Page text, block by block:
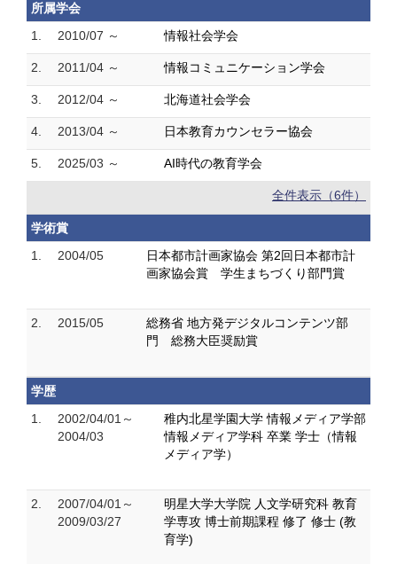
所属学会
1.
2010/07 ～ 情報社会学会
2. 2011/04 ～ 情報コミュニケーション学会
3. 2012/04 ～ 北海道社会学会
4. 2013/04 ～ 日本教育カウンセラー協会
5. 2025/03 ～ AI時代の教育学会
全件表示（6件）
学術賞
1.
2004/05
日本都市計画家協会 第2回日本都市計
画家協会賞 学生まちづくり部門賞
2. 2015/05
総務省 地方発デジタルコンテンツ部
門 総務大臣奨励賞
学歴
1.
2002/04/01～
2004/03
稚内北星学園大学 情報メディア学部
情報メディア学科 卒業 学士（情報
メディア学）
2.
2007/04/01～
2009/03/27
明星大学大学院 人文学研究科 教育
学専攻 博士前期課程 修了 修士 (教
育学)